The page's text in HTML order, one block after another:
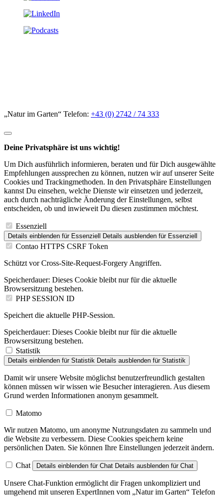
„Natur im Garten“ Telefon: +43 (0) 2742 / 74 333
Deine Privatsphäre ist uns wichtig!
Um Dich ausführlich informieren, beraten und für Dich ausgewählte
Empfehlungen aussprechen zu können, nutzen wir auf unserer Seite
Cookies und Trackingmethoden. In den Privatsphäre Einstellungen
kannst Du einsehen, welche Dienste wir einsetzen und jederzeit,
auch durch nachträgliche Änderung der Einstellungen, selbst
entscheiden, ob und inwieweit Du diesen zustimmen möchtest.
Essenziell
Details einblenden für Essenziell Details ausblenden für Essenziell
Contao HTTPS CSRF Token
Schützt vor Cross-Site-Request-Forgery Angriffen.
Speicherdauer: Dieses Cookie bleibt nur für die aktuelle
Browsersitzung bestehen.
PHP SESSION ID
Speichert die aktuelle PHP-Session.
Speicherdauer: Dieses Cookie bleibt nur für die aktuelle
Browsersitzung bestehen.
Statistik
Details einblenden für Statistik Details ausblenden für Statistik
Damit wir unsere Website möglichst benutzerfreundlich gestalten
können müssen wir wissen wie Besucher interagieren. Aus diesem
Grund werden Informationen anonym gesammelt.
Matomo
Wir nutzen Matomo, um anonyme Nutzungsdaten zu sammeln und
die Website zu verbessern. Diese Cookies speichern keine
persönlichen Daten. Sie können Ihre Einstellungen jederzeit ändern.
Chat Details einblenden für Chat Details ausblenden für Chat
Unsere Chat-Funktion ermöglicht dir Fragen unkompliziert und
umgehend mit unseren ExpertInnen vom „Natur im Garten“ Telefon